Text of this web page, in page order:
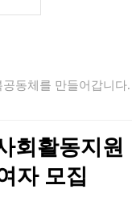
동체를 만들어갑니다.
회활동지원
자 모집